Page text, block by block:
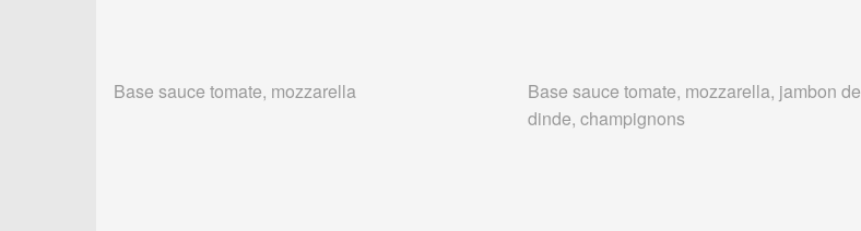
Base sauce tomate, mozzarella
Base sauce tomate, mozzarella, jambon de
dinde, champignons